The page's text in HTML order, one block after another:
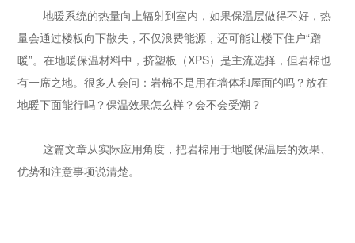
地暖系统的热量向上辐射到室内，如果保温层做得不好，热
量会通过楼板向下散失，不仅浪费能源，还可能让楼下住户“蹭
暖”。在地暖保温材料中，挤塑板（XPS）是主流选择，但岩棉也
有一席之地。很多人会问：岩棉不是用在墙体和屋面的吗？放在
地暖下面能行吗？保温效果怎么样？会不会受潮？
这篇文章从实际应用角度，把岩棉用于地暖保温层的效果、
优势和注意事项说清楚。